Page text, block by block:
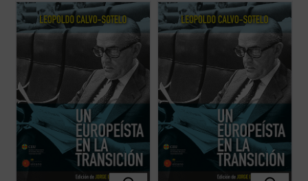
El presente volumen recoge una cuidada
selección de los discursos y conferencias
sobre Europa, pronunciados por Leopoldo
primera recopila algunas intervenciones
durante su periodo en la primera línea de ...
(ver ficha)
El presente volumen recoge una cuidada
selección de los discursos y conferencias
sobre Europa, pronunciados por Leopoldo
primera recopila algunas intervenciones
durante su periodo en la primera línea de ...
(ver ficha)